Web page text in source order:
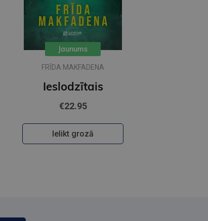
Jaunums
FRĪDA MAKFADENA
Ieslodzītais
€22.95
Ielikt grozā